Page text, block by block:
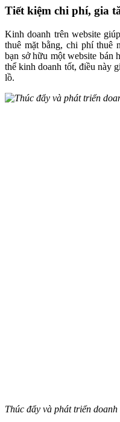
Tiết kiệm chi phí, gia
Kinh doanh trên website
thuê mặt bằng, chi phí thuê
bạn sở hữu một website bán
thể kinh doanh tốt, điều này
lồ.
Thúc đẩy và phát triển doanh